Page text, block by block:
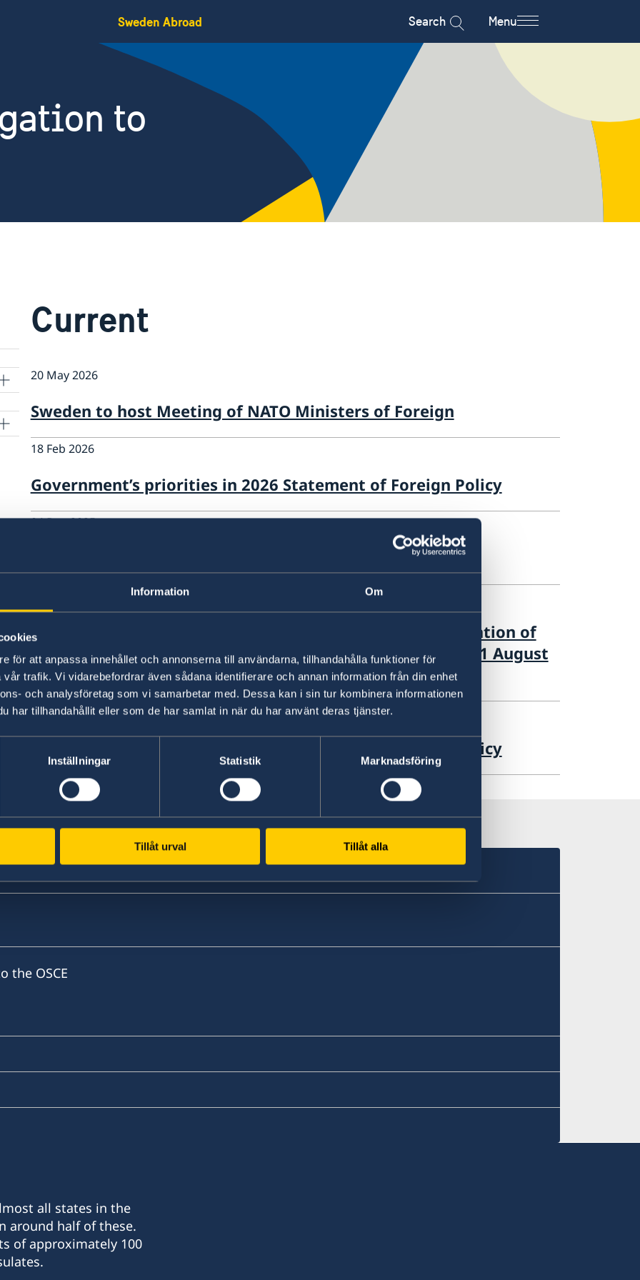
Information Om
för att anpassa innehållet och annonserna till användarna, tillhandahålla funktioner för
trafik. Vi vidarebefordrar även sådana identifierare och annan information från din enhet
och analysföretag som vi samarbetar med. Dessa kan i sin tur kombinera informationen
har tillhandahållit eller som de har samlat in när du har använt deras tjänster.
Inställningar Statistik Marknadsföring
Tillåt urval Tillåt alla
Sweden Abroad Search Menu
to
Current
20 May 2026
Sweden to host Meeting of NATO Ministers of Foreign
18 Feb 2026
Government’s priorities in 2026 Statement of Foreign Policy
04 Dec 2025
Statement by Sweden on the occasion of the commemoration of
the Helsinki Final Act 50 years, “Helsinki+50”, in Helsinki 1 August
2025
12 Feb 2025
Government’s priorities in 2025 Statement of Foreign Policy
2 3 4
the OSCE
all states in the
around half of these.
of approximately 100